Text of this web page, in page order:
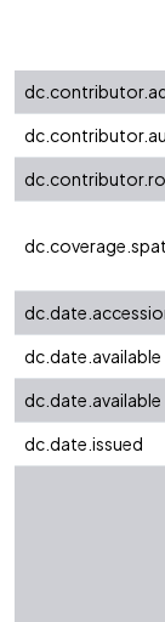
dc.date.available
dc.date.available
dc.date.issued